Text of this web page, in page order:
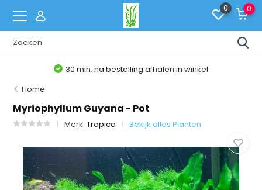
0 0
Belgische Webshop
Home
Myriophyllum Guyana - Pot
Merk:Tropica Bekijk alles Planten